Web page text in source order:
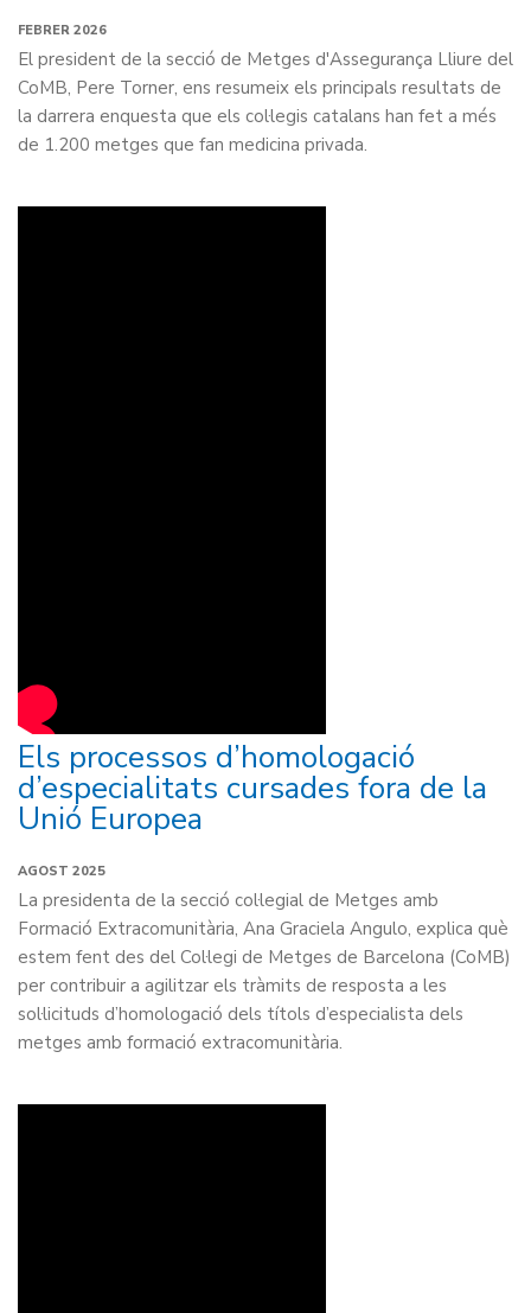
FEBRER 2026
El president de la secció de Metges d'Assegurança Lliure del
CoMB, Pere Torner, ens resumeix els principals resultats de
la darrera enquesta que els col·legis catalans han fet a més
de 1.200 metges que fan medicina privada.
Els processos d’homologació
d’especialitats cursades fora de la
Unió Europea
AGOST 2025
La presidenta de la secció col·legial de Metges amb
Formació Extracomunitària, Ana Graciela Angulo, explica què
estem fent des del Col·legi de Metges de Barcelona (CoMB)
per contribuir a agilitzar els tràmits de resposta a les
sol·licituds d’homologació dels títols d’especialista dels
metges amb formació extracomunitària.